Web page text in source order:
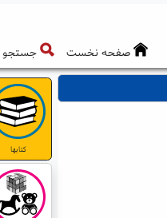
صفحه نخست
جستجو
کتابها